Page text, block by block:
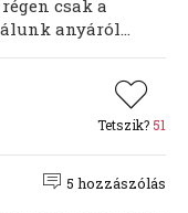
csak a
anyáról...
Tetszik? 51
5 hozzászólás